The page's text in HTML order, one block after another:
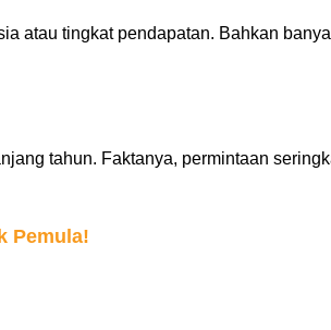
atau tingkat pendapatan. Bahkan
tahun. Faktanya, permintaan
Pemula!